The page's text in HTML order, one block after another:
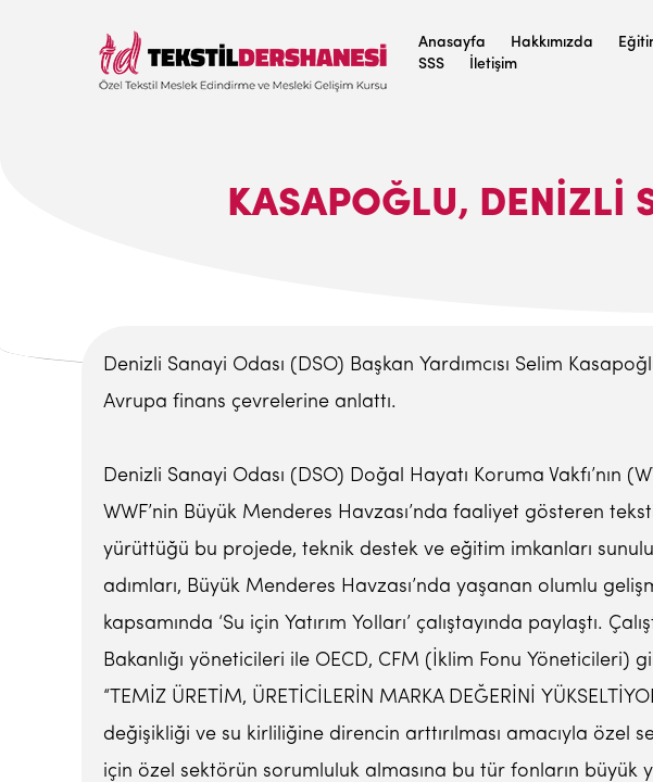
Anasayfa Hakkımızda
SSS
İletişim
KASAPOĞLU, DENIZLI
Denizli Sanayi Odası (DSO) Başkan Yardımcısı Selim
Avrupa finans çevrelerine anlattı.
Denizli Sanayi Odası (DSO) Doğal Hayatı Koruma Vakfı’nın
WWF’nin Büyük Menderes Havzası’nda faaliyet gösteren
yürüttüğü bu projede, teknik destek ve eğitim imkanları
adımları, Büyük Menderes Havzası’nda yaşanan olumlu
kapsamında ‘Su için Yatırım Yolları’ çalıştayında paylaştı.
Bakanlığı yöneticileri ile OECD, CFM (İklim Fonu
“TEMİZ ÜRETİM, ÜRETİCİLERİN MARKA DEĞERİNİ
değişikliği ve su kirliliğine direncin arttırılması amacıyla
için özel sektörün sorumluluk almasına bu tür fonların büyük